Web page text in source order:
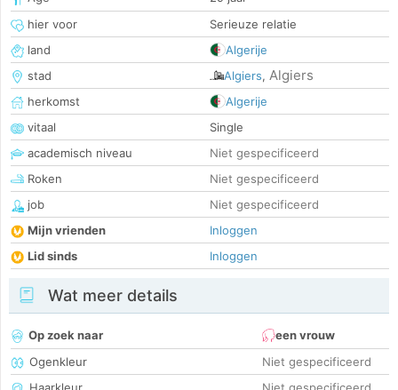
hier voor
Serieuze relatie
land
Algerije
stad
Algiers, Algiers
herkomst
Algerije
vitaal
Single
academisch niveau
Niet gespecificeerd
Roken
Niet gespecificeerd
job
Niet gespecificeerd
Mijn vrienden
Inloggen
Lid sinds
Inloggen
Wat meer details
Op zoek naar
een vrouw
Ogenkleur
Niet gespecificeerd